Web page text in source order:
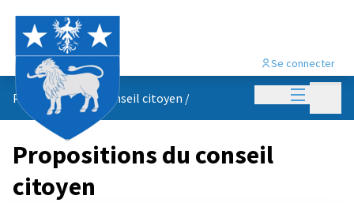
Menu
Se connecter
Propositions du conseil citoyen /
Propositions du conseil
citoyen